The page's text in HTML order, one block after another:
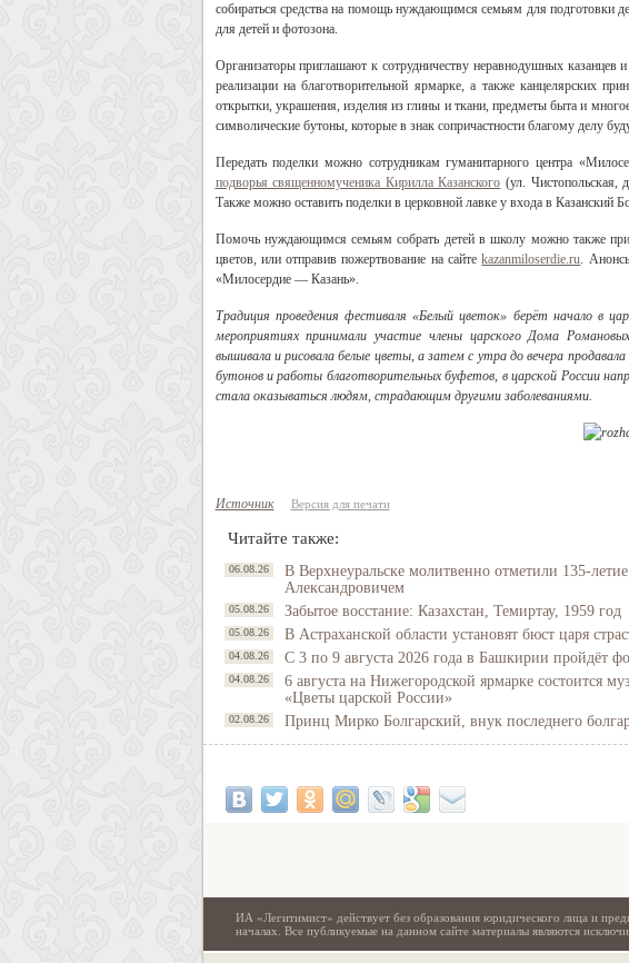
собираться средства на помощь нуждающимся семьям для подготовки
для детей и фотозона.
Организаторы приглашают к сотрудничеству неравнодушных
реализации на благотворительной ярмарке, а также канцелярских
открытки, украшения, изделия из глины и ткани, предметы быта и
символические бутоны, которые в знак сопричастности благому делу
Передать поделки можно сотрудникам гуманитарного центра
подворья священномученика Кирилла Казанского (ул. Чистопольская,
Также можно оставить поделки в церковной лавке у входа в Казанский
Помочь нуждающимся семьям собрать детей в школу можно также
цветов, или отправив пожертвование на сайтеkazanmiloserdie.ru.
«Милосердие — Казань».
Традиция проведения фестиваля «Белый цветок» берёт начало в
мероприятиях принимали участие члены царского Дома
вышивала и рисовала белые цветы, а затем с утра до вечера
бутонов и работы благотворительных буфетов, в царской России
стала оказываться людям, страдающим другими заболеваниями.
Источник Версия для печати
Читайте также:
06.08.26
В Верхнеуральске молитвенно отметили 135-
Александровичем
05.08.26 Забытое восстание: Казахстан, Темиртау, 1959 год
05.08.26 В Астраханской области установят бюст царя
04.08.26 С 3 по 9 августа 2026 года в Башкирии пройдёт
04.08.26
6 августа на Нижегородской ярмарке состоится
«Цветы царской России»
02.08.26 Принц Мирко Болгарский, внук последнего
ИА «Легитимист» действует без образования юридического лица и
началах. Все публикуемые на данном сайте материалы являются